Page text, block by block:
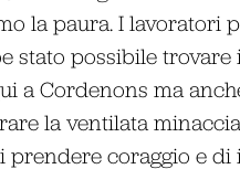
la paura. I lavoratori
stato possibile trovare
a Cordenons ma
la ventilata
coraggio e di